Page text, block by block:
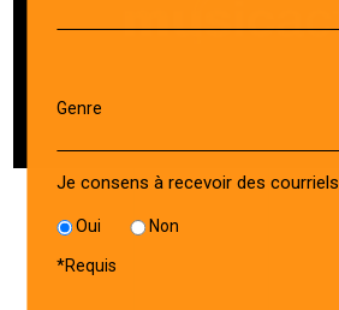
Genre
Je consens à recevoir des courriels
Oui Non
*Requis